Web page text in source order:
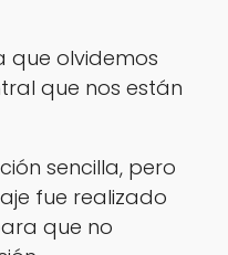
que olvidemos
que nos están
sencilla, pero
fue realizado
que no